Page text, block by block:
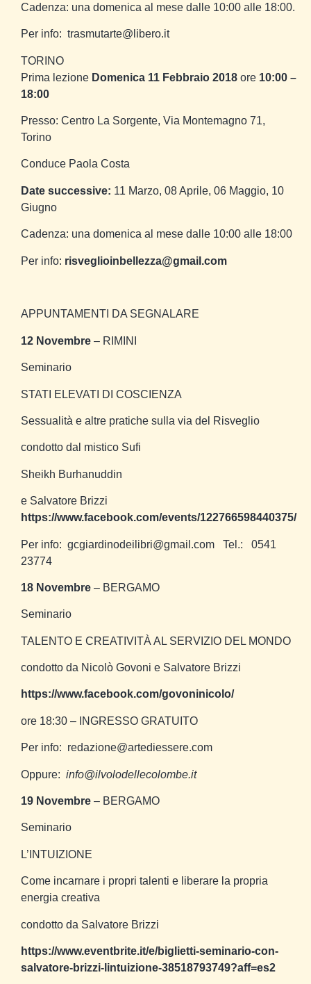
Cadenza: una domenica al mese dalle 10:00 alle 18:00.
Per info: trasmutarte@libero.it
TORINO
Prima lezione Domenica 11 Febbraio 2018 ore 10:00 –
18:00
Presso: Centro La Sorgente, Via Montemagno 71,
Torino
Conduce Paola Costa
Date successive: 11 Marzo, 08 Aprile, 06 Maggio, 10
Giugno
Cadenza: una domenica al mese dalle 10:00 alle 18:00
Per info: risveglioinbellezza@gmail.com
APPUNTAMENTI DA SEGNALARE
12 Novembre – RIMINI
Seminario
STATI ELEVATI DI COSCIENZA
Sessualità e altre pratiche sulla via del Risveglio
condotto dal mistico Sufi
Sheikh Burhanuddin
e Salvatore Brizzi
https://www.facebook.com/events/122766598440375/
Per info: gcgiardinodeilibri@gmail.com Tel.: 0541
23774
18 Novembre – BERGAMO
Seminario
TALENTO E CREATIVITÀ AL SERVIZIO DEL MONDO
condotto da Nicolò Govoni e Salvatore Brizzi
https://www.facebook.com/govoninicolo/
ore 18:30 – INGRESSO GRATUITO
Per info: redazione@artediessere.com
Oppure: info@ilvolodellecolombe.it
19 Novembre – BERGAMO
Seminario
L’INTUIZIONE
Come incarnare i propri talenti e liberare la propria
energia creativa
condotto da Salvatore Brizzi
https://www.eventbrite.it/e/biglietti-seminario-con-
salvatore-brizzi-lintuizione-38518793749?aff=es2